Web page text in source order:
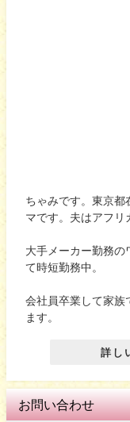
ちゃみです。東京都
マです。夫はアフリ
大手メーカー勤務の
て時短勤務中。
会社員卒業して家族
ます。
詳し
お問い合わせ